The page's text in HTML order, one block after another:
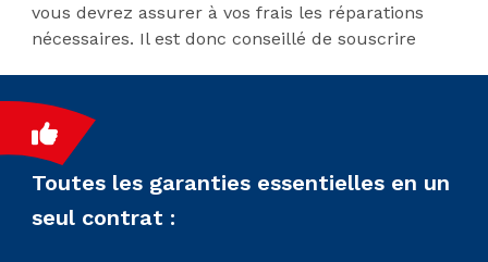
vous devrez assurer à vos frais les réparations
nécessaires. Il est donc conseillé de souscrire
Toutes les garanties essentielles en un
seul contrat :